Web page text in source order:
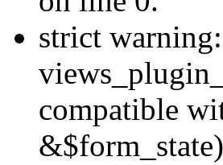
strict
compatible